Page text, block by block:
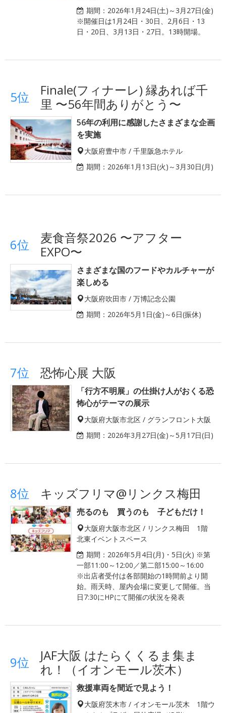
期間： 2026年1月24日(土)～3月27日(金)
※開催日は1月24日・30日、2月6日・13
日・20日、3月13日・27日。13時開場。
5位
Finale(フィナーレ) 縁あれば千
里 〜56年間ありがとう〜
56年の利用に感謝したさまざまな企画
を実施
大阪府豊中市 / 千里阪急ホテル
期間： 2026年1月13日(火)～3月30日(月)
6位
麦食音祭2026 〜アフター
EXPO〜
さまざまな国のフードやカルチャーが
楽しめる
大阪府吹田市 / 万博記念公園
期間： 2026年5月1日(金)～6日(振休)
7位 恐怖心展 大阪
「行方不明展」の仕掛け人がおくる恐
怖心がテーマの展示
大阪府大阪市北区 / グランフロント大阪
期間： 2026年3月27日(金)～5月17日(日)
8位 キッズフリマ@リンクス梅田
売るのも 買うのも 子どもだけ！
大阪府大阪市北区 / リンクス梅田 1階
北東イベントスペース
期間： 2026年5月4日(月)・5日(火) ※第
一部11:00～12:00／第二部15:00～16:00
※出店者受付は各部開始の1時間前より開
始。雨天時、屋内会場に変更して開催。当
日7:30にHPにて開催の状況を発表
9位
JAF大阪 はたらくくるま集ま
れ！（イオンモール茨木）
救援車両を間近で見よう！
大阪府茨木市 / イオンモール茨木 1階ウ